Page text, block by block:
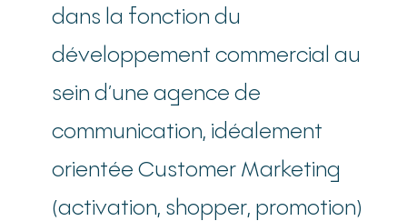
dans la fonction du
développement commercial au
sein d’une agence de
communication, idéalement
orientée Customer Marketing
(activation, shopper, promotion)